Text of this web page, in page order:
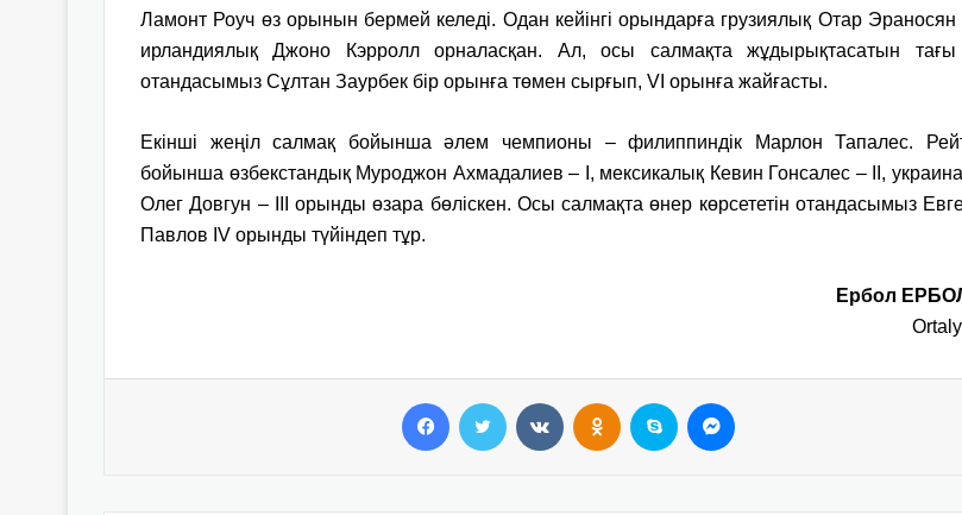
Ламонт Роуч өз орынын бермей келеді. Одан кейінгі орындарға грузиялық Отар Эраносян
ирландиялық Джоно Кэрролл орналасқан. Ал, осы салмақта жұдырықтасатын тағы
отандасымыз Сұлтан Заурбек бір орынға төмен сырғып, VI орынға жайғасты.
Екінші жеңіл салмақ бойынша әлем чемпионы – филиппиндік Марлон Тапалес.
бойынша өзбекстандық Муроджон Ахмадалиев – І, мексикалық Кевин Гонсалес – ІІ,
Олег Довгун – ІІІ орынды өзара бөліскен. Осы салмақта өнер көрсететін отандасымыз
Павлов IV орынды түйіндеп тұр.
Ербол